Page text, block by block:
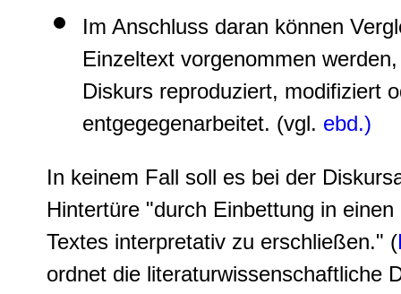
Im Anschluss daran können
Einzeltext vorgenommen
Diskurs reproduziert, modifiziert
entgegegenarbeitet. (vgl. ebd.)
In keinem Fall soll es bei der
Hintertüre "durch Einbettung in
Textes interpretativ zu erschließen." (
ordnet die literaturwissenschaftliche